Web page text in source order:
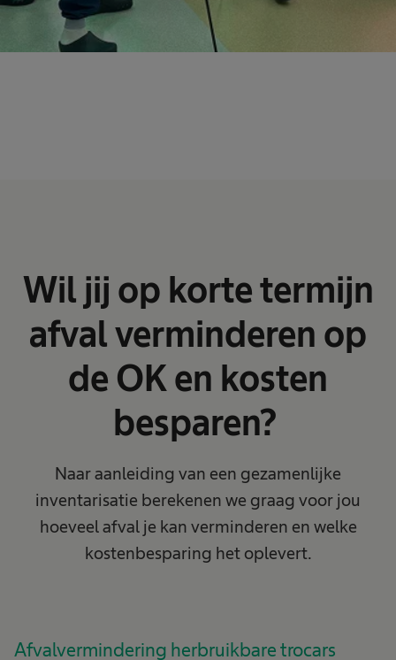
Wil jij op korte termijn
afval verminderen op
de OK en kosten
besparen?
Naar aanleiding van een gezamenlijke
inventarisatie berekenen we graag voor jou
hoeveel afval je kan verminderen en welke
kostenbesparing het oplevert.
Afvalvermindering herbruikbare trocars